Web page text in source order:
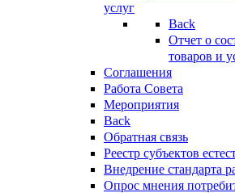
услуг
Back
Отчет о
товаров и
Соглашения
Работа Совета
Мероприятия
Back
Обратная связь
Реестр субъектов
Внедрение стандарта
Опрос мнения